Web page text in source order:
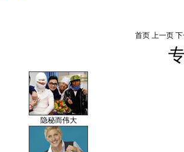
首页 上一页
隐秘而伟大